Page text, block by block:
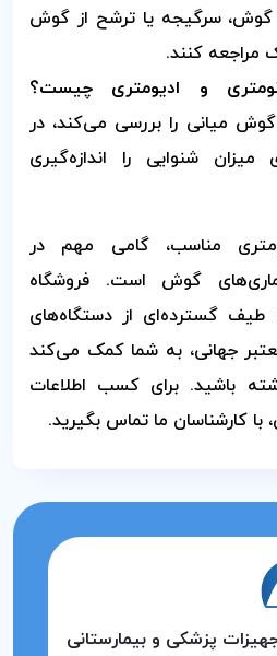
گوش، سرگیجه یا ترشح از گوش
مراجعه کنند.
و ادیومتری چیست؟
گوش میانی را بررسی می‌کند، در
شنوایی را اندازه‌گیری
مناسب، گامی مهم در
گوش است. فروشگاه
طیف گسترده‌ای از دستگاه‌های
جهانی، به شما کمک می‌کند
باشید. برای کسب اطلاعات
کارشناسان ما تماس بگیرید.
پزشکی و بیمارستانی